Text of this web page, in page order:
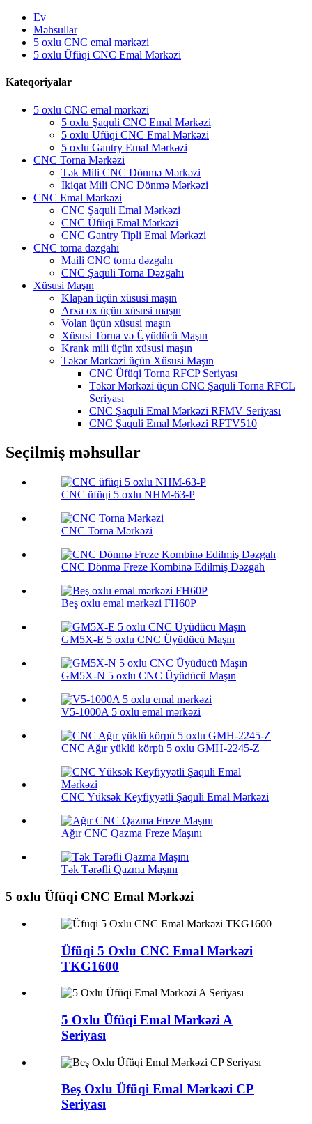
Ev
Məhsullar
5 oxlu CNC emal mərkəzi
5 oxlu Üfüqi CNC Emal Mərkəzi
Kateqoriyalar
5 oxlu CNC emal mərkəzi
5 oxlu Şaquli CNC Emal Mərkəzi
5 oxlu Üfüqi CNC Emal Mərkəzi
5 oxlu Gantry Emal Mərkəzi
CNC Torna Mərkəzi
Tək Mili CNC Dönmə Mərkəzi
İkiqat Mili CNC Dönmə Mərkəzi
CNC Emal Mərkəzi
CNC Şaquli Emal Mərkəzi
CNC Üfüqi Emal Mərkəzi
CNC Gantry Tipli Emal Mərkəzi
CNC torna dəzgahı
Maili CNC torna dəzgahı
CNC Şaquli Torna Dəzgahı
Xüsusi Maşın
Klapan üçün xüsusi maşın
Arxa ox üçün xüsusi maşın
Volan üçün xüsusi maşın
Xüsusi Torna və Üyüdücü Maşın
Krank mili üçün xüsusi maşın
Təkər Mərkəzi üçün Xüsusi Maşın
CNC Üfüqi Torna RFCP Seriyası
Təkər Mərkəzi üçün CNC Şaquli Torna RFCL
Seriyası
CNC Şaquli Emal Mərkəzi RFMV Seriyası
CNC Şaquli Emal Mərkəzi RFTV510
Seçilmiş məhsullar
CNC üfüqi 5 oxlu NHM-63-P
CNC Torna Mərkəzi
CNC Dönmə Freze Kombinə Edilmiş Dəzgah
Beş oxlu emal mərkəzi FH60P
GM5X-E 5 oxlu CNC Üyüdücü Maşın
GM5X-N 5 oxlu CNC Üyüdücü Maşın
V5-1000A 5 oxlu emal mərkəzi
CNC Ağır yüklü körpü 5 oxlu GMH-2245-Z
CNC Yüksək Keyfiyyətli Şaquli Emal Mərkəzi
Ağır CNC Qazma Freze Maşını
Tək Tərəfli Qazma Maşını
5 oxlu Üfüqi CNC Emal Mərkəzi
Üfüqi 5 Oxlu CNC Emal Mərkəzi
TKG1600
5 Oxlu Üfüqi Emal Mərkəzi A
Seriyası
Beş Oxlu Üfüqi Emal Mərkəzi CP
Seriyası